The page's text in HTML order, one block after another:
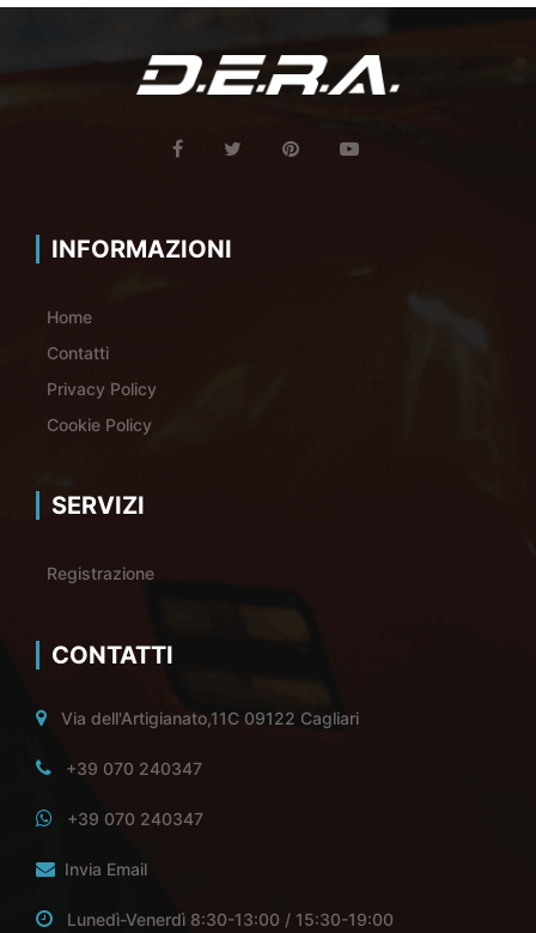
INFORMAZIONI
Home
Contatti
Privacy Policy
Cookie Policy
SERVIZI
Registrazione
CONTATTI
Via dell'Artigianato,11C 09122 Cagliari
+39 070 240347
+39 070 240347
Invia Email
Lunedì-Venerdì 8:30-13:00 / 15:30-19:00